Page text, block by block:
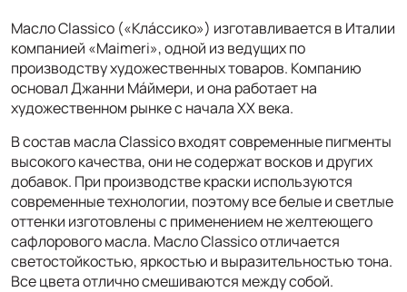
Масло Classico («Клáссико») изготавливается в Италии
компанией «Maimeri», одной из ведущих по
производству художественных товаров. Компанию
основал Джанни Мáймери, и она работает на
художественном рынке с начала XX века.
В состав масла Classico входят современные пигменты
высокого качества, они не содержат восков и других
добавок. При производстве краски используются
современные технологии, поэтому все белые и светлые
оттенки изготовлены с применением не желтеющего
сафлорового масла. Масло Classico отличается
светостойкостью, яркостью и выразительностью тона.
Все цвета отлично смешиваются между собой.